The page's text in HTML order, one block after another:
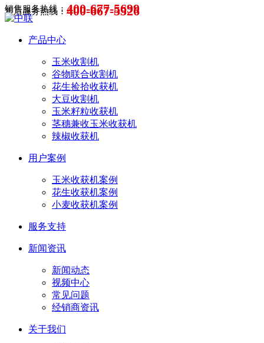
销售服务热线： 400-677-5699
售后服务热线： 400-667-5526
产品中心
玉米收割机
谷物联合收割机
花生捡拾收获机
大豆收割机
玉米籽粒收获机
茎穗兼收玉米收获机
辣椒收获机
用户案例
玉米收获机案例
花生收获机案例
小麦收获机案例
服务支持
新闻资讯
新闻动态
视频中心
常见问题
经销商资讯
关于我们